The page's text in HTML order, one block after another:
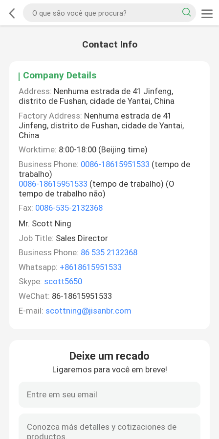
Contact Info
Company Details
Address: Nenhuma estrada de 41 Jinfeng,
distrito de Fushan, cidade de Yantai, China
Factory Address: Nenhuma estrada de 41
Jinfeng, distrito de Fushan, cidade de Yantai,
China
Worktime: 8:00-18:00 (Beijing time)
Business Phone: 0086-18615951533 (tempo de
trabalho)
0086-18615951533 (tempo de trabalho) (O
tempo de trabalho não)
Fax: 0086-535-2132368
Mr. Scott Ning
Job Title: Sales Director
Business Phone: 86 535 2132368
Whatsapp: +8618615951533
Skype: scott5650
WeChat: 86-18615951533
E-mail: scottning@jisanbr.com
Deixe um recado
Ligaremos para você em breve!